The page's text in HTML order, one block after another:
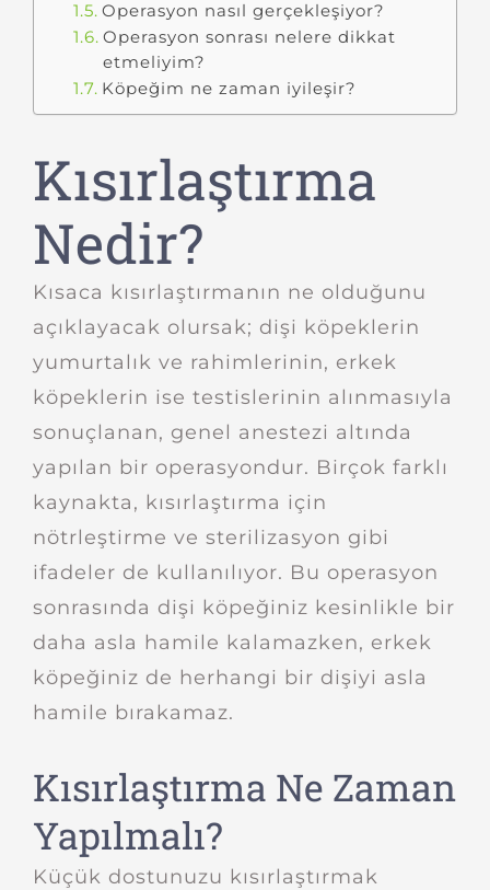
Operasyon nasıl gerçekleşiyor?
Operasyon sonrası nelere dikkat
etmeliyim?
Köpeğim ne zaman iyileşir?
Kısırlaştırma
Nedir?
Kısaca kısırlaştırmanın ne olduğunu
açıklayacak olursak; dişi köpeklerin
yumurtalık ve rahimlerinin, erkek
köpeklerin ise testislerinin alınmasıyla
sonuçlanan, genel anestezi altında
yapılan bir operasyondur. Birçok farklı
kaynakta, kısırlaştırma için
nötrleştirme ve sterilizasyon gibi
ifadeler de kullanılıyor. Bu operasyon
sonrasında dişi köpeğiniz kesinlikle bir
daha asla hamile kalamazken, erkek
köpeğiniz de herhangi bir dişiyi asla
hamile bırakamaz.
Kısırlaştırma Ne Zaman
Yapılmalı?
Küçük dostunuzu kısırlaştırmak